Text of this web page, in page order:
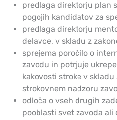
predlaga direktorju plan
pogojih kandidatov za
predlaga direktorju
delavce, v skladu z
sprejema poročilo o
zavodu in potrjuje
kakovosti stroke v
strokovnem nadzoru
odloča o vseh drugih
pooblasti svet zavoda ali